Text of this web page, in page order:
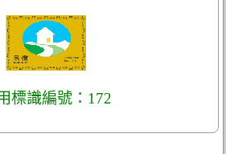
標識編號：172